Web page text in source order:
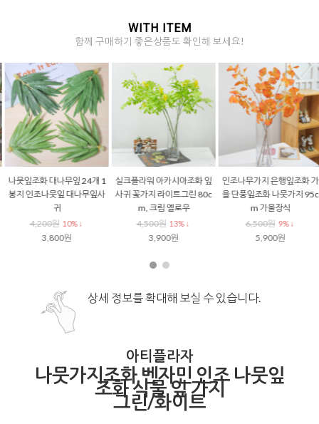
WITH ITEM
함께 구매하기 좋은상품도 확인해 보세요!
나뭇잎조화 대나무잎 24개 1
봉지 인조나뭇잎 대나무잎사
귀
4,200원 10% ↓
3,800원
실크플라워 아카시아조화 잎
사귀 꽃가지 라이트그린 80c
m, 크림 옐로우
4,500원 13% ↓
3,900원
인조나무가지 은행잎조화 가
을 단풍잎조화 나뭇가지 95c
m 가을장식
6,500원 9% ↓
5,900원
상세 정보를 확대해 보실 수 있습니다.
아티플라자
나뭇가지조화 벤자민 인조 나뭇잎
조화 식물 잎 가지
그린/화이트